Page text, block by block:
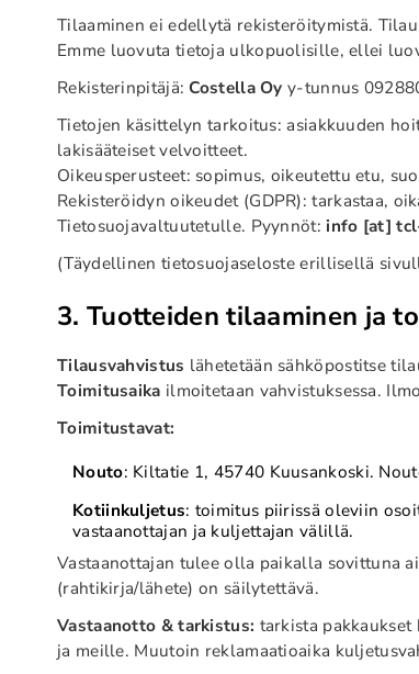
Tilaaminen ei edellytä rekisteröitymistä.
Emme luovuta tietoja ulkopuolisille, ellei
Rekisterinpitäjä:Costella Oyy-tunnus
Tietojen käsittelyn tarkoitus: asiakkuuden
lakisääteiset velvoitteet.
Oikeusperusteet: sopimus, oikeutettu etu,
Rekisteröidyn oikeudet (GDPR): tarkastaa,
Tietosuojavaltuutetulle. Pyynnöt:info [at]
(Täydellinen tietosuojaseloste erillisellä
3. Tuotteiden tilaaminen ja
Tilausvahvistus lähetetään sähköpostitse
Toimitusaika ilmoitetaan vahvistuksessa.
Toimitustavat:
Nouto: Kiltatie 1, 45740 Kuusankoski.
Kotiinkuljetus: toimitus piirissä oleviin
vastaanottajan ja kuljettajan välillä.
Vastaanottajan tulee olla paikalla sovittuna
(rahtikirja/lähete) on säilytettävä.
Vastaanotto & tarkistus: tarkista
ja meille. Muutoin reklamaatioaika